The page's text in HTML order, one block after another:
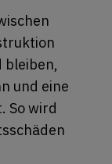
bleiben,
und eine
So wird